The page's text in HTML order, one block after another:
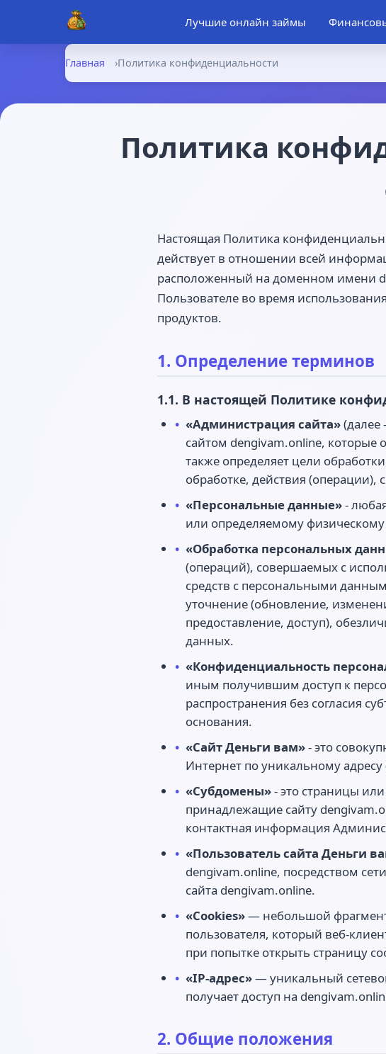
Лучшие онлайн займы
Главная Политика конфиденциальности
Политика
Настоящая Политика
действует в отношении всей
расположенный на доменном имени
Пользователе во время
продуктов.
1. Определение терминов
1.1. В настоящей Политике
«Администрация сайта»(далее
сайтом dengivam.online, которые
также определяет цели
обработке, действия
«Персональные данные»-
или определяемому
«Обработка персональных
(операций), совершаемых с
средств с персональными
уточнение (обновление,
предоставление, доступ),
данных.
«Конфиденциальность
иным получившим доступ к
распространения без согласия
основания.
«Сайт Деньги вам»- это
Интернет по уникальному адресу
«Субдомены»- это страницы
принадлежащие сайту
контактная информация
«Пользователь сайта Деньги
dengivam.online, посредством
сайта dengivam.online.
«Cookies»— небольшой
пользователя, который веб-
при попытке открыть страницу
«IP-адрес»— уникальный
получает доступ на
2. Общие положения